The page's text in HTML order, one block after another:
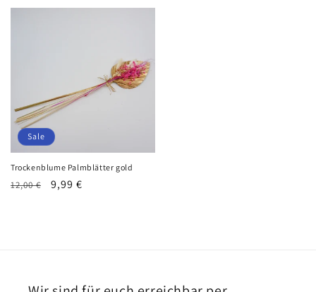
Sale
Trockenblume Palmblätter gold
Normaler
12,00 € Verkaufspreis
9,99 €